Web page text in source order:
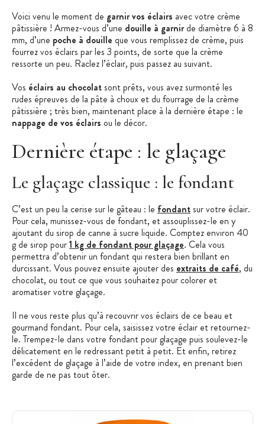
Voici venu le moment de garnir vos éclairs avec votre crème
pâtissière ! Armez-vous d’une douille à garnirde diamètre 6 à 8
mm, d’une poche à douille que vous remplissez de crème, puis
fourrez vos éclairs par les 3 points, de sorte que la crème
ressorte un peu. Raclez l’éclair, puis passez au suivant.
Vos éclairs au chocolatsont prêts, vous avez surmonté les
rudes épreuves de la pâte à choux et du fourrage de la crème
pâtissière ; très bien, maintenant place à la dernière étape : le
nappage de vos éclairs ou le décor.
Dernière étape : le glaçage
Le glaçage classique : le fondant
C’est un peu la cerise sur le gâteau : le fondantsur votre éclair.
Pour cela, munissez-vous de fondant, et assouplissez-le en y
ajoutant du sirop de canne à sucre liquide. Comptez environ 40
g de sirop pour1 kg de fondant pour glaçage. Cela vous
permettra d’obtenir un fondant qui restera bien brillant en
durcissant. Vous pouvez ensuite ajouter des extraits de café, du
chocolat, ou tout ce que vous souhaitez pour colorer et
aromatiser votre glaçage.
Il ne vous reste plus qu’à recouvrir vos éclairs de ce beau et
gourmand fondant. Pour cela, saisissez votre éclair et retournez-
le. Trempez-le dans votre fondant pour glaçage puis soulevez-le
délicatement en le redressant petit à petit. Et enfin, retirez
l’excédent de glaçage à l’aide de votre index, en prenant bien
garde de ne pas tout ôter.